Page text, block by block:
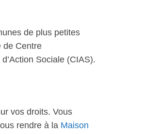
de plus petites
de Centre
Sociale (CIAS).
vos droits. Vous
rendre à la Maison